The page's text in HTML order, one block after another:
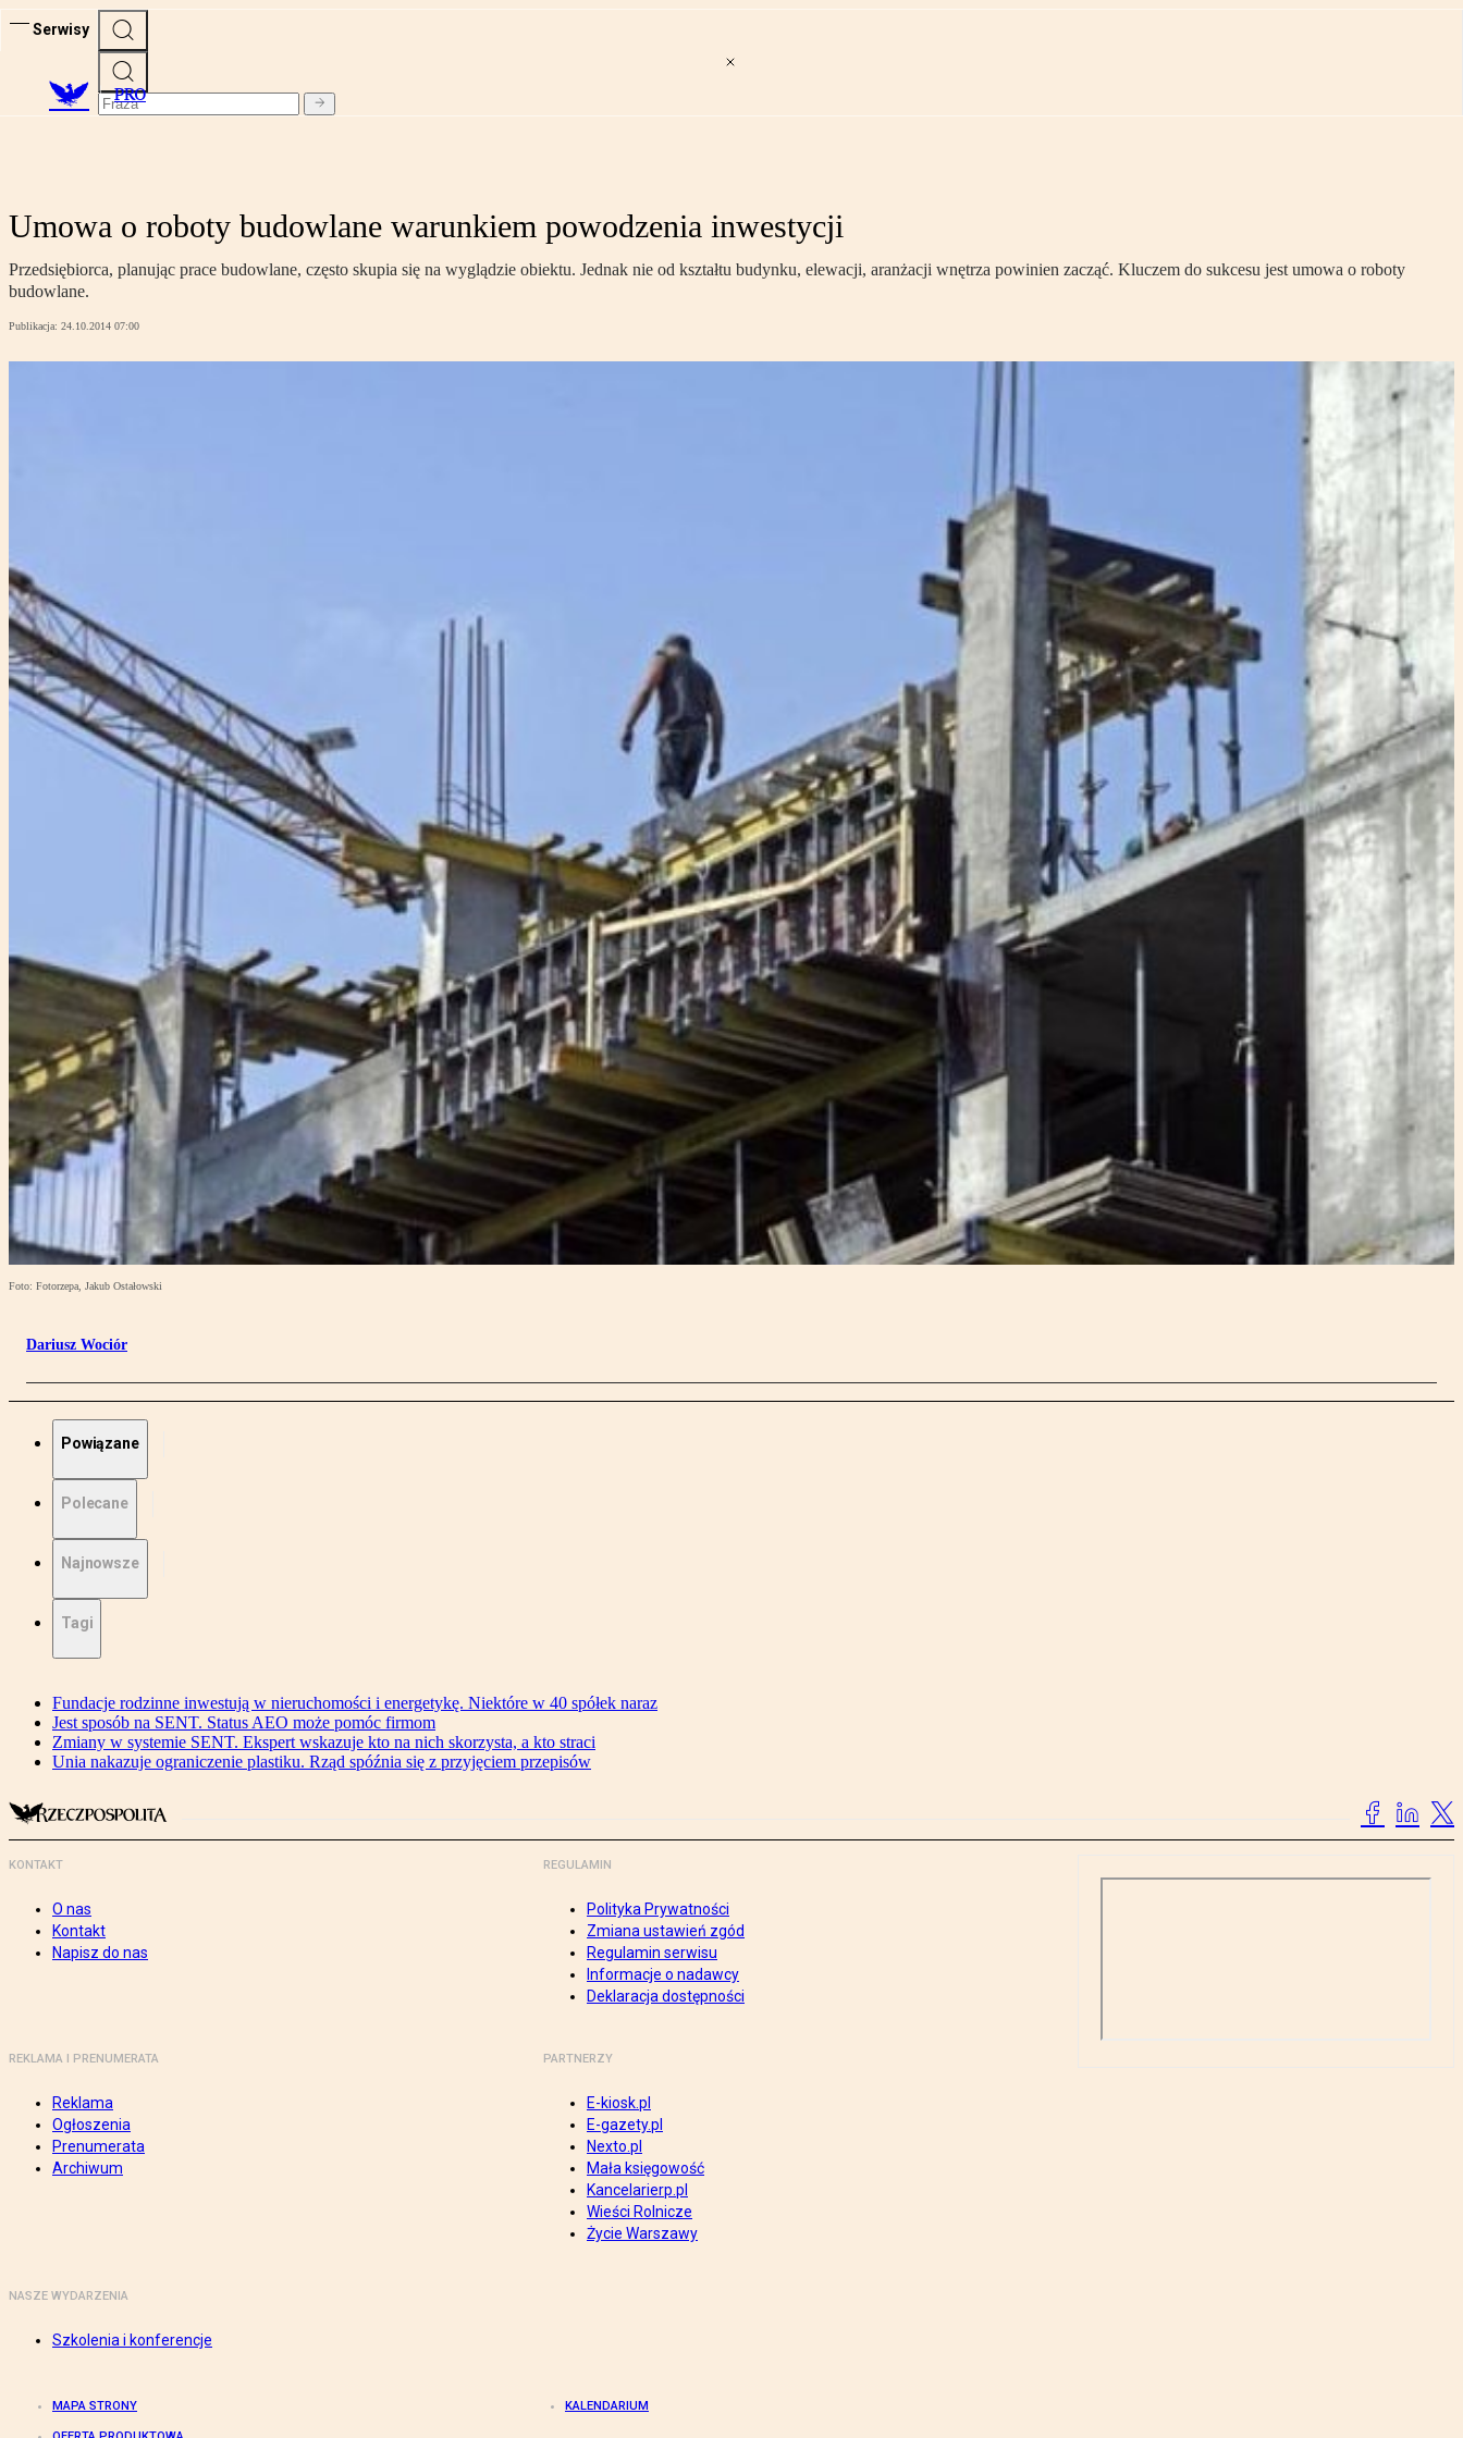
Serwisy
PRO
Umowa o roboty budowlane warunkiem powodzenia inwestycji
Przedsiębiorca, planując prace budowlane, często skupia się na wyglądzie obiektu. Jednak nie od kształtu budynku, elewacji, aranżacji wnętrza powinien zacząć. Kluczem do sukcesu jest umowa o roboty
budowlane.
Publikacja: 24.10.2014 07:00
Foto: Fotorzepa, Jakub Ostałowski
Dariusz Wociór
Powiązane
Polecane
Najnowsze
Tagi
Fundacje rodzinne inwestują w nieruchomości i energetykę. Niektóre w 40 spółek naraz
Jest sposób na SENT. Status AEO może pomóc firmom
Zmiany w systemie SENT. Ekspert wskazuje kto na nich skorzysta, a kto straci
Unia nakazuje ograniczenie plastiku. Rząd spóźnia się z przyjęciem przepisów
KONTAKT
O nas
Kontakt
Napisz do nas
REGULAMIN
Polityka Prywatności
Zmiana ustawień zgód
Regulamin serwisu
Informacje o nadawcy
Deklaracja dostępności
REKLAMA I PRENUMERATA
Reklama
Ogłoszenia
Prenumerata
Archiwum
PARTNERZY
E-kiosk.pl
E-gazety.pl
Nexto.pl
Mała księgowość
Kancelarierp.pl
Wieści Rolnicze
Życie Warszawy
NASZE WYDARZENIA
Szkolenia i konferencje
MAPA STRONY KALENDARIUM